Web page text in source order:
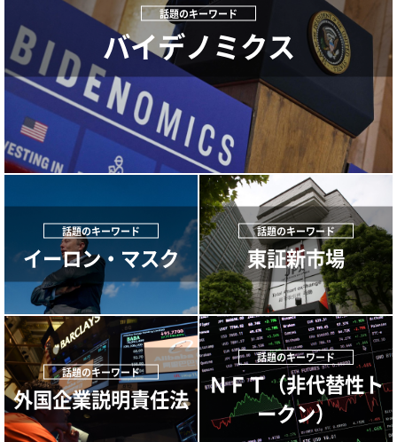
バイデノミクス
イーロン・マスク 東証新市場
外国企業説明責任法
ＮＦＴ（非代替性ト
ークン）